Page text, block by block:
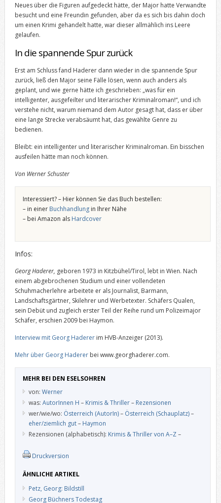
Neues über die Figuren aufgedeckt hätte, der Major hatte Verwandte
besucht und eine Freundin gefunden, aber da es sich bis dahin doch
um einen Krimi gehandelt hatte, war dieser allmählich ins Leere
gelaufen.
In die spannende Spur zurück
Erst am Schluss fand Haderer dann wieder in die spannende Spur
zurück, ließ den Major seine Fälle lösen, wenn auch anders als
geplant, und wie gerne hätte ich geschrieben: „was für ein
intelligenter, ausgefeilter und literarischer Kriminalroman!“, und ich
verstehe nicht, warum niemand dem Autor gesagt hat, dass er über
eine lange Strecke verabsäumt hat, das gewählte Genre zu
bedienen.
Bleibt: ein intelligenter und literarischer Kriminalroman. Ein bisschen
ausfeilen hätte man noch können.
Von Werner Schuster
Interessiert? – Hier können Sie das Buch bestellen:
– in einer Buchhandlungin Ihrer Nähe
– bei Amazon als Hardcover
Infos:
Georg Haderer, geboren 1973 in Kitzbühel/Tirol, lebt in Wien. Nach
einem abgebrochenen Studium und einer vollendeten
Schuhmacherlehre arbeitete er als Journalist, Barmann,
Landschaftsgärtner, Skilehrer und Werbetexter. Schäfers Qualen,
sein Debüt und zugleich erster Teil der Reihe rund um Polizeimajor
Schäfer, erschien 2009 bei Haymon.
Interview mit Georg Hadererim HVB-Anzeiger (2013).
Mehr über Georg Hadererbei www.georghaderer.com.
MEHR BEI DEN ESELSOHREN
von: Werner
was: AutorInnen H – Krimis & Thriller– Rezensionen
wer/wie/wo: Österreich (AutorIn)– Österreich (Schauplatz)–
eher/ziemlich gut– Haymon
Rezensionen (alphabetisch): Krimis & Thriller von A–Z –
Druckversion
ÄHNLICHE ARTIKEL
Petz, Georg: Bildstill
Georg Büchners Todestag